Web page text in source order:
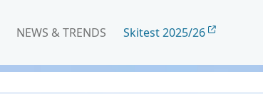
NEWS & TRENDS Skitest 2025/26